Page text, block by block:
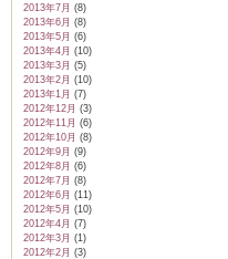
2013年7月 (8)
2013年6月 (8)
2013年5月 (6)
2013年4月 (10)
2013年3月 (5)
2013年2月 (10)
2013年1月 (7)
2012年12月 (3)
2012年11月 (6)
2012年10月 (8)
2012年9月 (9)
2012年8月 (6)
2012年7月 (8)
2012年6月 (11)
2012年5月 (10)
2012年4月 (7)
2012年3月 (1)
2012年2月 (3)